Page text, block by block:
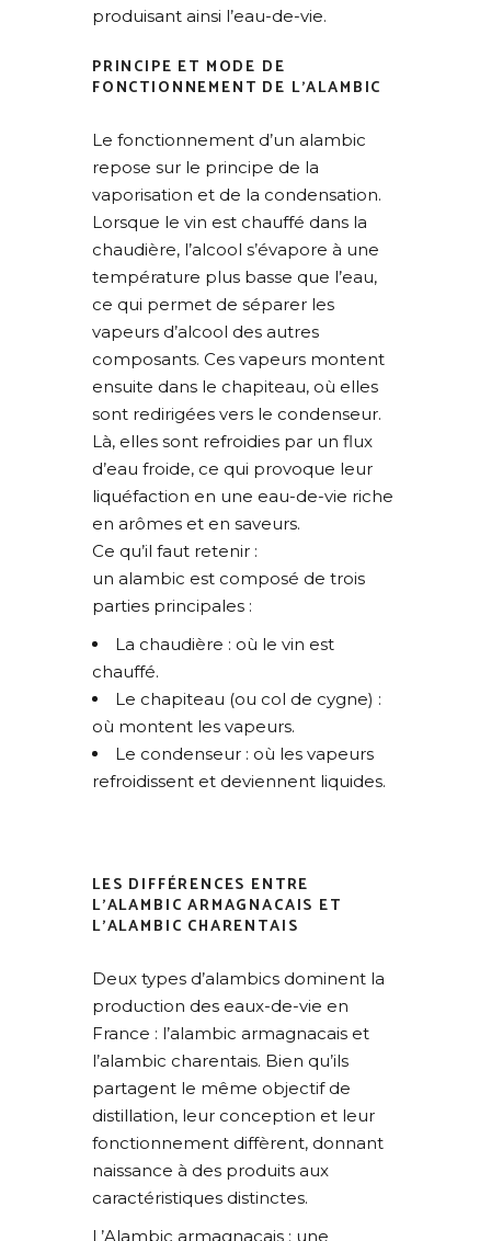
produisant ainsi l’eau-de-vie.
PRINCIPE ET MODE DE
FONCTIONNEMENT DE L’ALAMBIC
Le fonctionnement d’un alambic
repose sur le principe de la
vaporisation et de la condensation.
Lorsque le vin est chauffé dans la
chaudière, l’alcool s’évapore à une
température plus basse que l’eau,
ce qui permet de séparer les
vapeurs d’alcool des autres
composants. Ces vapeurs montent
ensuite dans le chapiteau, où elles
sont redirigées vers le condenseur.
Là, elles sont refroidies par un flux
d’eau froide, ce qui provoque leur
liquéfaction en une eau-de-vie riche
en arômes et en saveurs.
Ce qu’il faut retenir :
un alambic est composé de trois
parties principales :
La chaudière : où le vin est
chauffé.
Le chapiteau (ou col de cygne) :
où montent les vapeurs.
Le condenseur : où les vapeurs
refroidissent et deviennent liquides.
LES DIFFÉRENCES ENTRE
L’ALAMBIC ARMAGNACAIS ET
L’ALAMBIC CHARENTAIS
Deux types d’alambics dominent la
production des eaux-de-vie en
France : l’alambic armagnacais et
l’alambic charentais. Bien qu’ils
partagent le même objectif de
distillation, leur conception et leur
fonctionnement diffèrent, donnant
naissance à des produits aux
caractéristiques distinctes.
L’Alambic armagnacais : une